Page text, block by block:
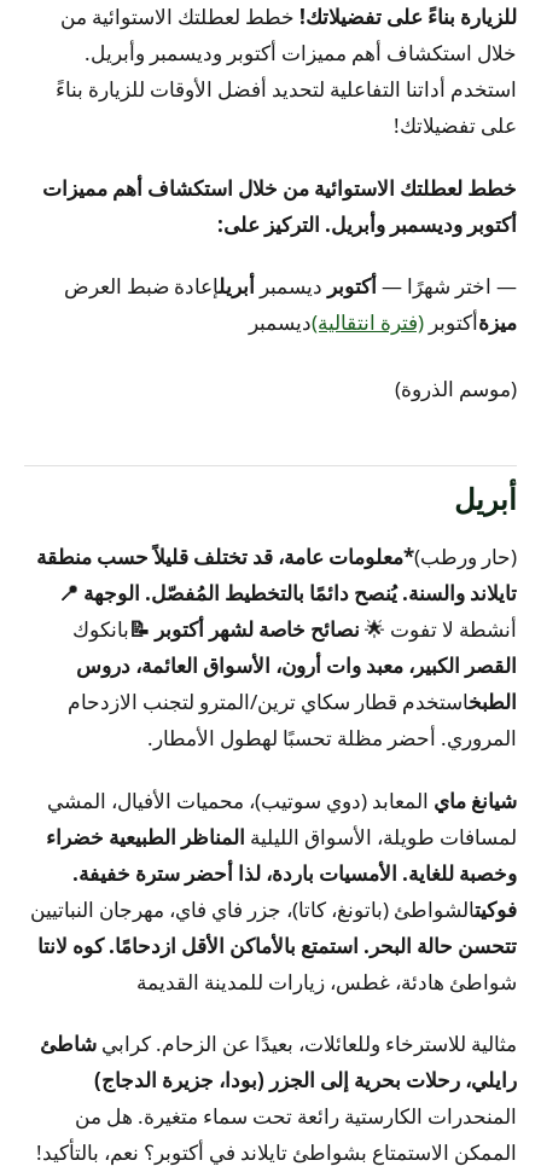
للزيارة بناءً على تفضيلاتك! خطط لعطلتك الاستوائية من
خلال استكشاف أهم مميزات أكتوبر وديسمبر وأبريل.
استخدم أداتنا التفاعلية لتحديد أفضل الأوقات للزيارة بناءً
على تفضيلاتك!
خطط لعطلتك الاستوائية من خلال استكشاف أهم مميزات
أكتوبر وديسمبر وأبريل. التركيز على:
— اختر شهرًا —أكتوبر ديسمبر أبريلإعادة ضبط العرض
ميزةأكتوبر (فترة انتقالية)ديسمبر
(موسم الذروة)
أبريل
(حار ورطب)*معلومات عامة، قد تختلف قليلاً حسب منطقة
تايلاند والسنة. يُنصح دائمًا بالتخطيط المُفصّل. الوجهة 📍
أنشطة لا تفوت 🌟نصائح خاصة لشهر أكتوبر 📝بانكوك
القصر الكبير، معبد وات أرون، الأسواق العائمة، دروس
الطبخاستخدم قطار سكاي ترين/المترو لتجنب الازدحام
المروري. أحضر مظلة تحسبًا لهطول الأمطار.
شيانغ مايالمعابد (دوي سوتيب)، محميات الأفيال، المشي
لمسافات طويلة، الأسواق الليلية المناظر الطبيعية خضراء
وخصبة للغاية. الأمسيات باردة، لذا أحضر سترة خفيفة.
فوكيتالشواطئ (باتونغ، كاتا)، جزر فاي فاي، مهرجان النباتيين
تتحسن حالة البحر. استمتع بالأماكن الأقل ازدحامًا. كوه لانتا
شواطئ هادئة، غطس، زيارات للمدينة القديمة
مثالية للاسترخاء وللعائلات، بعيدًا عن الزحام. كرابي شاطئ
رايلي، رحلات بحرية إلى الجزر (بودا، جزيرة الدجاج)
المنحدرات الكارستية رائعة تحت سماء متغيرة. هل من
الممكن الاستمتاع بشواطئ تايلاند في أكتوبر؟ نعم، بالتأكيد!